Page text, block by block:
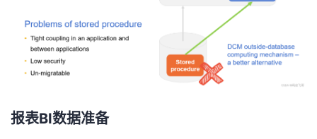
报表BI数据准备